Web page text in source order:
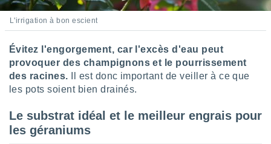
le
des
ou
des
sur
limitées
L'irrigation à bon escient
Évitez l'engorgement, car l'excès d'eau peut
provoquer des champignons et le pourrissement
des racines. Il est donc important de veiller à ce que
les pots soient bien drainés.
Le substrat idéal et le meilleur engrais pour
les géraniums